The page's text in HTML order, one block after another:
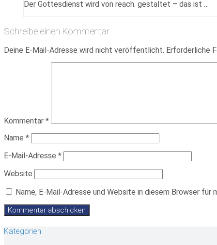
Der Gottesdienst wird von reach. gestaltet – das ist …
Schreibe einen Kommentar
Deine E-Mail-Adresse wird nicht veröffentlicht. Erforderliche
Kommentar *
Name *
E-Mail-Adresse *
Website
Name, E-Mail-Adresse und Website in diesem Browser für
Kategorien